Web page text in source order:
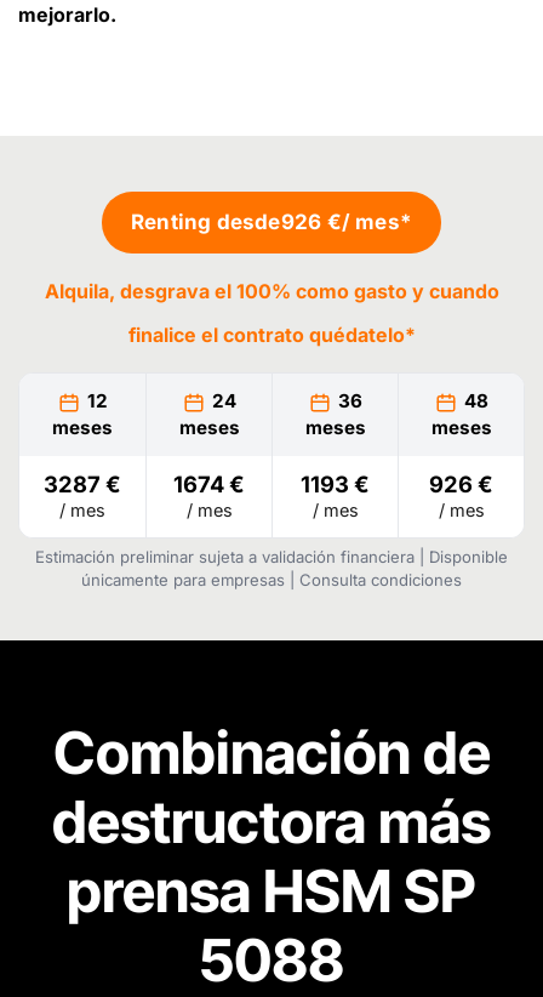
mejorarlo.
Renting desde926 €/ mes*
Alquila, desgrava el 100% como gasto y cuando
finalice el contrato quédatelo*
12
meses
24
meses
36
meses
48
meses
3287 €
/ mes
1674 €
/ mes
1193 €
/ mes
926 €
/ mes
Estimación preliminar sujeta a validación financiera | Disponible
únicamente para empresas | Consulta condiciones
Combinación de
destructora más
prensa HSM SP
5088